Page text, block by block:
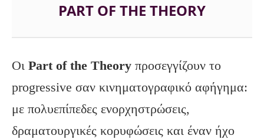
PART OF THE THEORY
Οι Partofthe Theory προσεγγίζουν το
progressive σαν κινηματογραφικό αφήγημα:
με πολυεπίπεδες ενορχηστρώσεις,
δραματουργικές κορυφώσεις και έναν ήχο